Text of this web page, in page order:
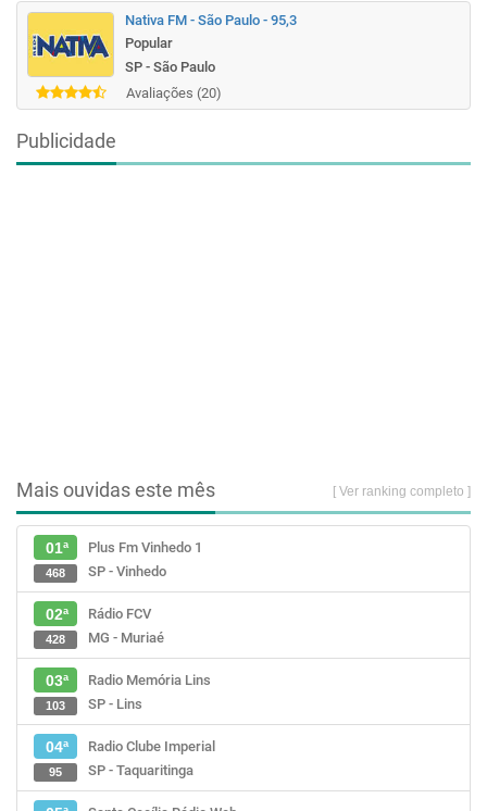
Nativa FM - São Paulo - 95,3
Popular
SP - São Paulo
Avaliações (20)
Publicidade
Mais ouvidas este mês [ Ver ranking completo ]
01ª
Plus Fm Vinhedo 1
SP - Vinhedo
468
02ª
Rádio FCV
MG - Muriaé
428
03ª
Radio Memória Lins
SP - Lins
103
04ª
Radio Clube Imperial
SP - Taquaritinga
95